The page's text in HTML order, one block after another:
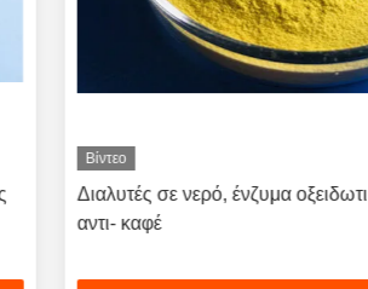
Βίντεο
Διαλυτές σε νερό, ένζυμα
αντι- καφέ